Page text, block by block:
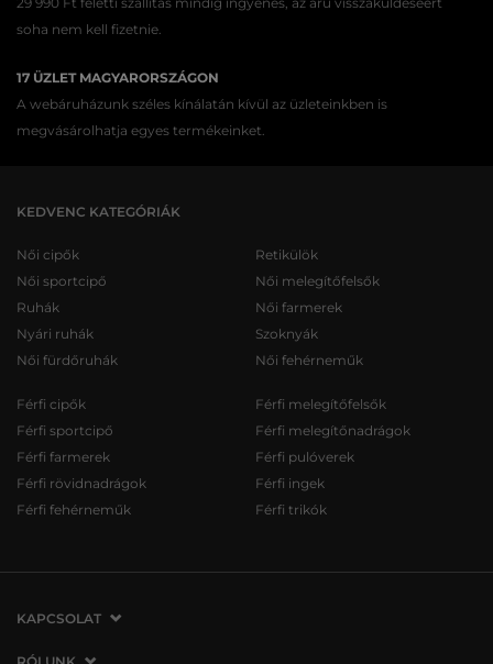
soha nem kell fizetnie.
17 ÜZLET MAGYARORSZÁGON
A webáruházunk széles kínálatán kívül az üzleteinkben is
megvásárolhatja egyes termékeinket.
KEDVENC KATEGÓRIÁK
Női cipők
Női sportcipő
Ruhák
Nyári ruhák
Női fürdőruhák
Retikülök
Női melegítőfelsők
Női farmerek
Szoknyák
Női fehérneműk
Férfi cipők
Férfi sportcipő
Férfi farmerek
Férfi rövidnadrágok
Férfi fehérneműk
Férfi melegítőfelsők
Férfi melegítőnadrágok
Férfi pulóverek
Férfi ingek
Férfi trikók
KAPCSOLAT